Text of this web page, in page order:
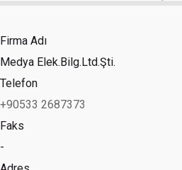
Firma Adı
Medya Elek.Bilg.Ltd.Şti.
Telefon
+90533 2687373
Faks
-